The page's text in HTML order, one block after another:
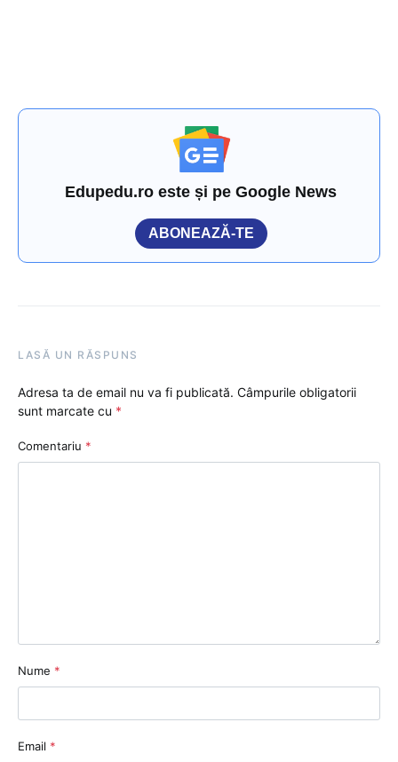
Edupedu.ro este și pe Google News
ABONEAZĂ-TE
LASĂ UN RĂSPUNS
Adresa ta de email nu va fi publicată. Câmpurile obligatorii
sunt marcate cu *
Comentariu *
Nume *
Email *